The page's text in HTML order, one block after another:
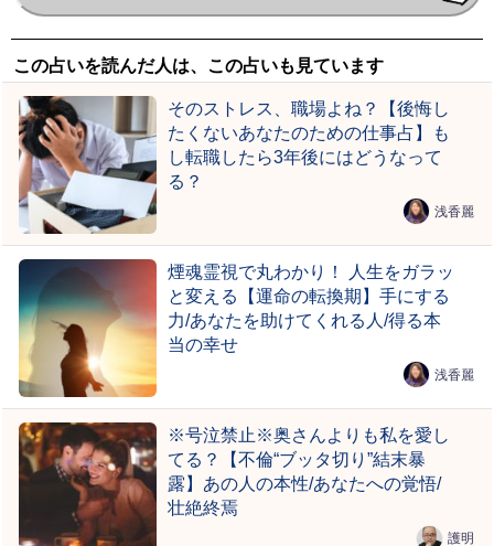
この占いを読んだ人は、この占いも見ています
そのストレス、職場よね？【後悔し
たくないあなたのための仕事占】も
し転職したら3年後にはどうなって
る？
浅香麗
煙魂霊視で丸わかり！ 人生をガラッ
と変える【運命の転換期】手にする
力/あなたを助けてくれる人/得る本
当の幸せ
浅香麗
※号泣禁止※奥さんよりも私を愛し
てる？【不倫“ブッタ切り”結末暴
露】あの人の本性/あなたへの覚悟/
壮絶終焉
護明